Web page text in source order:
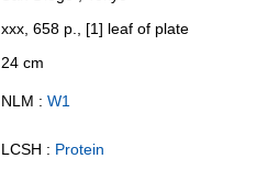
xxx, 658 p., [1] leaf of plate
24 cm
NLM : W1
LCSH : Protein